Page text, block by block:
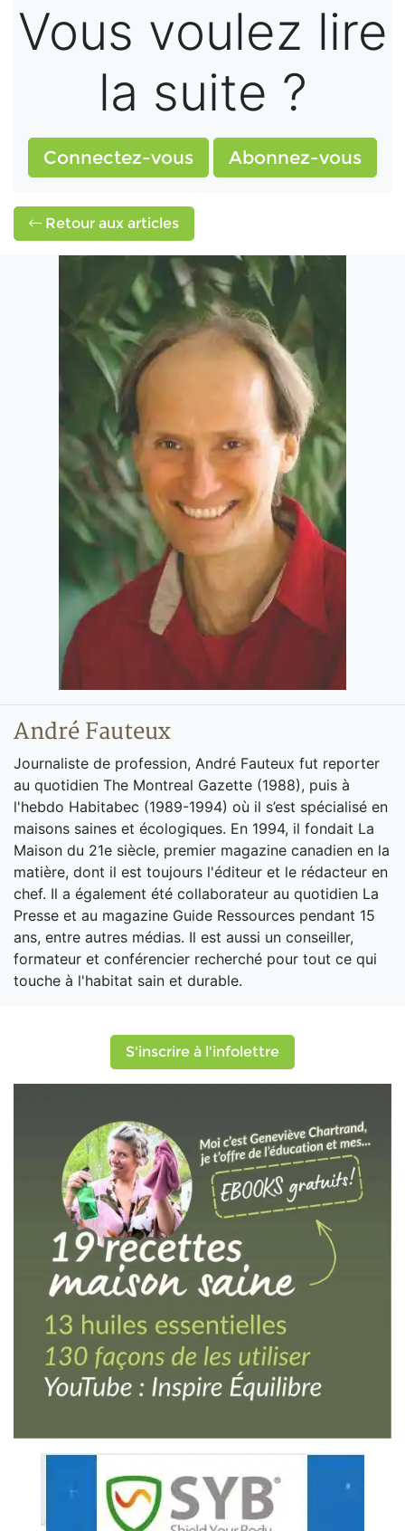
Vous voulez lire
la suite ?
Connectez-vous Abonnez-vous
Retour aux articles
André Fauteux
Journaliste de profession, André Fauteux fut reporter
au quotidien The Montreal Gazette (1988), puis à
l'hebdo Habitabec (1989-1994) où il s’est spécialisé en
maisons saines et écologiques. En 1994, il fondait La
Maison du 21e siècle, premier magazine canadien en la
matière, dont il est toujours l'éditeur et le rédacteur en
chef. Il a également été collaborateur au quotidien La
Presse et au magazine Guide Ressources pendant 15
ans, entre autres médias. Il est aussi un conseiller,
formateur et conférencier recherché pour tout ce qui
touche à l'habitat sain et durable.
S'inscrire à l'infolettre